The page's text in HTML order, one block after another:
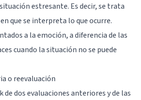
estresante. Es decir, se trata
que se interpreta lo que ocurre.
a la emoción, a diferencia de las
cuando la situación no se puede
o reevaluación
de dos evaluaciones anteriores y de las